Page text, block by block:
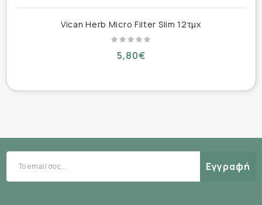
Vican Herb Micro Filter Slim 12τμχ
5,80€
Εγγραφή